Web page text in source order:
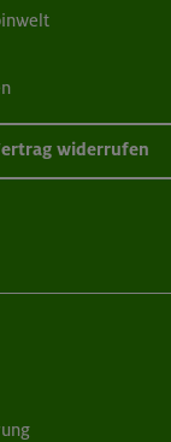
widerrufen